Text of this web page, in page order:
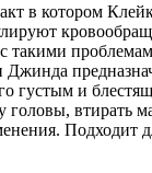
в котором
Джинда
густым и
головы, втирать
Подходит